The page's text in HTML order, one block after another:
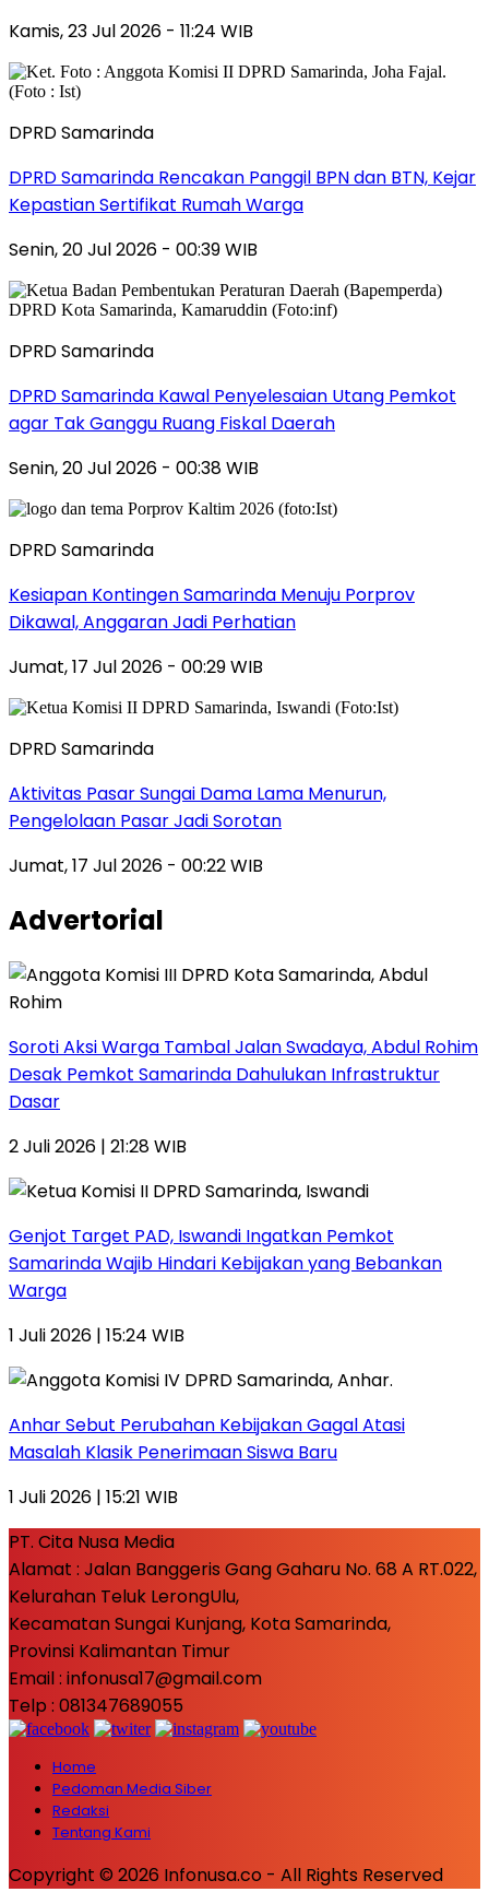
Kamis, 23 Jul 2026 - 11:24 WIB
DPRD Samarinda
DPRD Samarinda Rencakan Panggil BPN dan BTN, Kejar
Kepastian Sertifikat Rumah Warga
Senin, 20 Jul 2026 - 00:39 WIB
DPRD Samarinda
DPRD Samarinda Kawal Penyelesaian Utang Pemkot
agar Tak Ganggu Ruang Fiskal Daerah
Senin, 20 Jul 2026 - 00:38 WIB
DPRD Samarinda
Kesiapan Kontingen Samarinda Menuju Porprov
Dikawal, Anggaran Jadi Perhatian
Jumat, 17 Jul 2026 - 00:29 WIB
DPRD Samarinda
Aktivitas Pasar Sungai Dama Lama Menurun,
Pengelolaan Pasar Jadi Sorotan
Jumat, 17 Jul 2026 - 00:22 WIB
Advertorial
Soroti Aksi Warga Tambal Jalan Swadaya, Abdul Rohim
Desak Pemkot Samarinda Dahulukan Infrastruktur
Dasar
2 Juli 2026 | 21:28 WIB
Genjot Target PAD, Iswandi Ingatkan Pemkot
Samarinda Wajib Hindari Kebijakan yang Bebankan
Warga
1 Juli 2026 | 15:24 WIB
Anhar Sebut Perubahan Kebijakan Gagal Atasi
Masalah Klasik Penerimaan Siswa Baru
1 Juli 2026 | 15:21 WIB
PT. Cita Nusa Media
Alamat : Jalan Banggeris Gang Gaharu No. 68 A RT.022,
Kelurahan Teluk LerongUlu,
Kecamatan Sungai Kunjang, Kota Samarinda,
Provinsi Kalimantan Timur
Email : infonusa17@gmail.com
Telp : 081347689055
Home
Pedoman Media Siber
Redaksi
Tentang Kami
Copyright © 2026 Infonusa.co - All Rights Reserved